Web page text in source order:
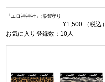
『エロ神神社』濡御守り
¥1,500 （税込）
お気に入り登録数：10人